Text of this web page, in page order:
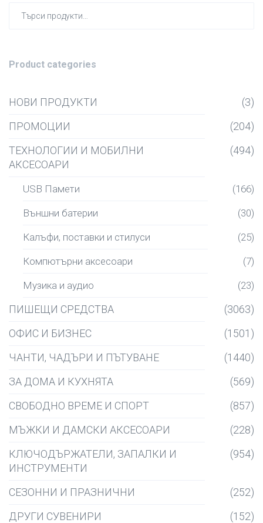
Product categories
НОВИ ПРОДУКТИ
(3)
ПРОМОЦИИ
(204)
ТЕХНОЛОГИИ И МОБИЛНИ
АКСЕСОАРИ
(494)
USB Памети (166)
Външни батерии (30)
Калъфи, поставки и стилуси (25)
Компютърни аксесоари (7)
Музика и аудио (23)
ПИШЕЩИ СРЕДСТВА
(3063)
ОФИС И БИЗНЕС
(1501)
ЧАНТИ, ЧАДЪРИ И ПЪТУВАНЕ
(1440)
ЗА ДОМА И КУХНЯТА
(569)
СВОБОДНО ВРЕМЕ И СПОРТ
(857)
МЪЖКИ И ДАМСКИ АКСЕСОАРИ
(228)
КЛЮЧОДЪРЖАТЕЛИ, ЗАПАЛКИ И
ИНСТРУМЕНТИ
(954)
СЕЗОННИ И ПРАЗНИЧНИ
(252)
ДРУГИ СУВЕНИРИ
(152)